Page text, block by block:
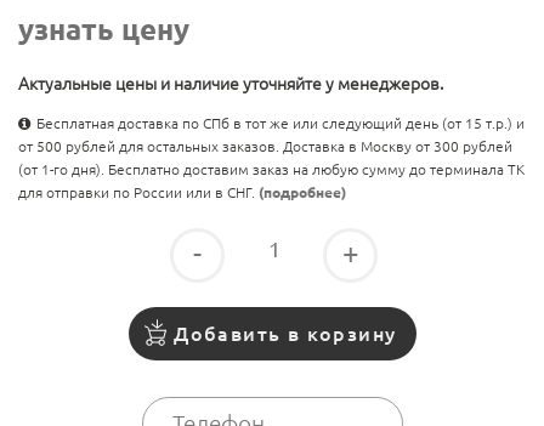
узнать цену
Актуальные цены и наличие уточняйте у менеджеров.
Бесплатная доставка по СПб в тот же или следующий день (от 15 т.р.) и
от 500 рублей для остальных заказов. Доставка в Москву от 300 рублей
(от 1-го дня). Бесплатно доставим заказ на любую сумму до терминала ТК
для отправки по России или в СНГ. (подробнее)
- +
Добавить в корзину